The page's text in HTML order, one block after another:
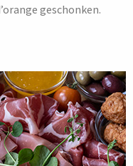
geschonken.